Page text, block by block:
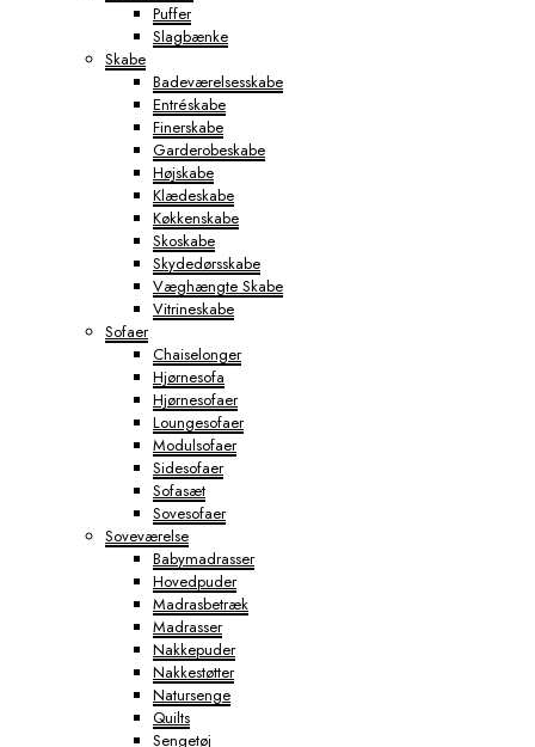
Puffer
Slagbænke
Skabe
Badeværelsesskabe
Entréskabe
Finerskabe
Garderobeskabe
Højskabe
Klædeskabe
Køkkenskabe
Skoskabe
Skydedørsskabe
Væghængte Skabe
Vitrineskabe
Sofaer
Chaiselonger
Hjørnesofa
Hjørnesofaer
Loungesofaer
Modulsofaer
Sidesofaer
Sofasæt
Sovesofaer
Soveværelse
Babymadrasser
Hovedpuder
Madrasbetræk
Madrasser
Nakkepuder
Nakkestøtter
Natursenge
Quilts
Sengetøj